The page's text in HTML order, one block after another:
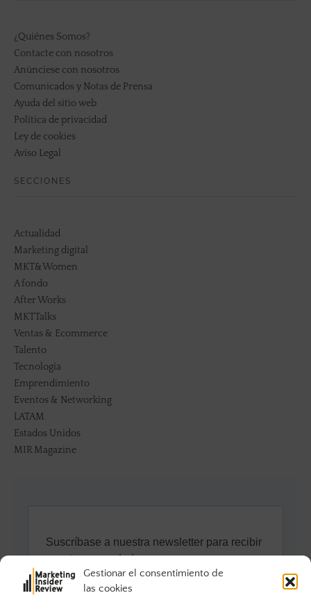
Gestionar el consentimiento de
las cookies
¿Quiénes Somos?
Contacte con nosotros
Anúnciese con nosotros
Comunicados y Notas de Prensa
Ayuda del sitio web
Política de privacidad
Ley de cookies
Aviso Legal
SECCIONES
Actualidad
Marketing digital
MKT&Women
A fondo
After Works
MKTTalks
Ventas & Ecommerce
Talento
Tecnología
Emprendimiento
Eventos & Networking
LATAM
Estados Unidos
MIR Magazine